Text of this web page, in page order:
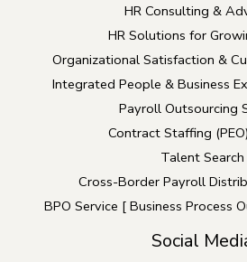
HR Consulting &
HR Solutions for
Organizational Satisfaction &
Integrated People & Business
Payroll Outsourcing
Contract Staffing
Talent Search
Cross-Border Payroll
BPO Service [ Business Process
Social